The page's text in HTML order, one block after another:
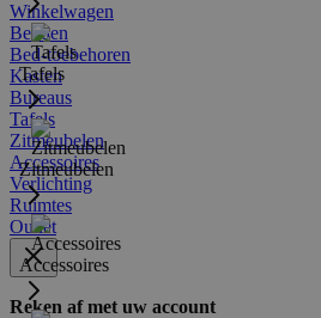
Winkelwagen
Tafels
Zitmeubelen
Accessoires
Bedden
Bed-toebehoren
Kasten
Bureaus
Tafels
Zitmeubelen
Accessoires
Verlichting
Ruimtes
Outlet
Reken af met uw account